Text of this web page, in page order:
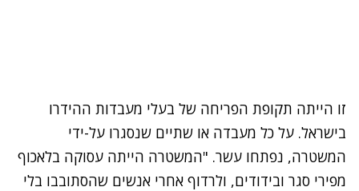
זו הייתה תקופת הפריחה של בעלי מעבדות ההידרו
בישראל. על כל מעבדה או שתיים שנסגרו על-ידי
המשטרה, נפתחו עשר. "המשטרה הייתה עסוקה בלאכוף
מפירי סגר ובידודים, ולרדוף אחרי אנשים שהסתובבו בלי